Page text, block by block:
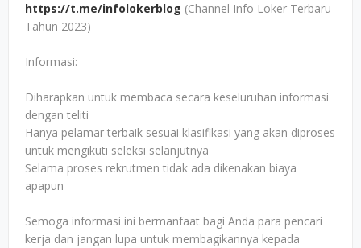
https://t.me/infolokerblog (Channel Info Loker Terbaru
Tahun 2023)
Informasi:
Diharapkan untuk membaca secara keseluruhan informasi
dengan teliti
Hanya pelamar terbaik sesuai klasifikasi yang akan diproses
untuk mengikuti seleksi selanjutnya
Selama proses rekrutmen tidak ada dikenakan biaya
apapun
Semoga informasi ini bermanfaat bagi Anda para pencari
kerja dan jangan lupa untuk membagikannya kepada